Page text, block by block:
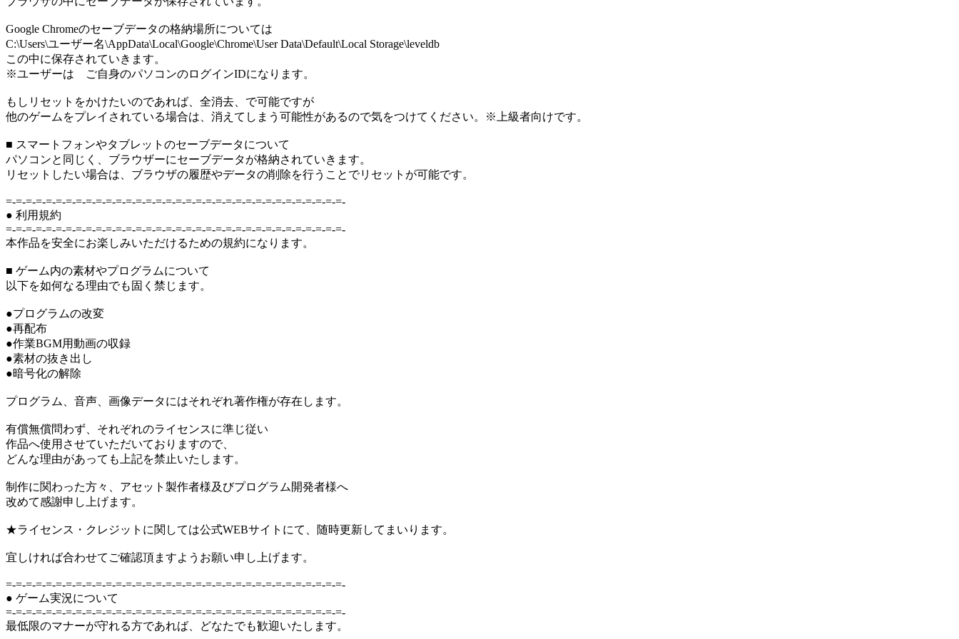
Google Chromeのセーブデータの格納場所については
C:\Users\ユーザー名\AppData\Local\Google\Chrome\User Data\Default\Local Storage\leveldb
この中に保存されていきます。
※ユーザーは ご自身のパソコンのログインIDになります。
もしリセットをかけたいのであれば、全消去、で可能ですが
他のゲームをプレイされている場合は、消えてしまう可能性があるので気をつけてください。※上級者向けです。
■ スマートフォンやタブレットのセーブデータについて
パソコンと同じく、ブラウザーにセーブデータが格納されていきます。
リセットしたい場合は、ブラウザの履歴やデータの削除を行うことでリセットが可能です。
=-=-=-=-=-=-=-=-=-=-=-=-=-=-=-=-=-=-=-=-=-=-=-=-=-=-=-=-=-=-=-=-=-=-
● 利用規約
=-=-=-=-=-=-=-=-=-=-=-=-=-=-=-=-=-=-=-=-=-=-=-=-=-=-=-=-=-=-=-=-=-=-
本作品を安全にお楽しみいただけるための規約になります。
■ ゲーム内の素材やプログラムについて
以下を如何なる理由でも固く禁じます。
●プログラムの改変
●再配布
●作業BGM用動画の収録
●素材の抜き出し
●暗号化の解除
プログラム、音声、画像データにはそれぞれ著作権が存在します。
有償無償問わず、それぞれのライセンスに準じ従い
作品へ使用させていただいておりますので、
どんな理由があっても上記を禁止いたします。
制作に関わった方々、アセット製作者様及びプログラム開発者様へ
改めて感謝申し上げます。
★ライセンス・クレジットに関しては公式WEBサイトにて、随時更新してまいります。
宜しければ合わせてご確認頂ますようお願い申し上げます。
=-=-=-=-=-=-=-=-=-=-=-=-=-=-=-=-=-=-=-=-=-=-=-=-=-=-=-=-=-=-=-=-=-=-
● ゲーム実況について
=-=-=-=-=-=-=-=-=-=-=-=-=-=-=-=-=-=-=-=-=-=-=-=-=-=-=-=-=-=-=-=-=-=-
最低限のマナーが守れる方であれば、どなたでも歓迎いたします。